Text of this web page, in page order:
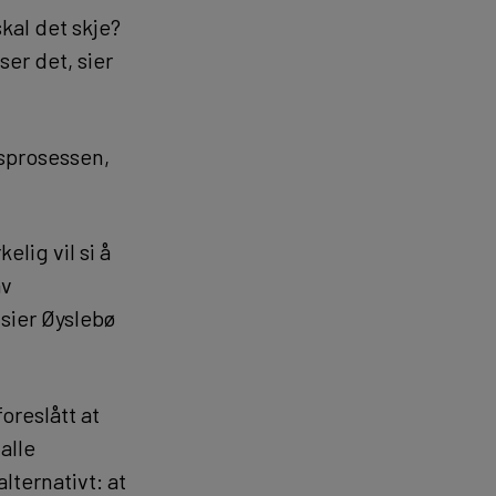
det skje?
det, sier
vil si å
Øyslebø
at
at